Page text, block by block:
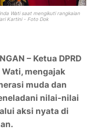
Wati saat mengikuti rangkaian
Kartini - Foto Dok
– Ketua DPRD
mengajak
muda dan
nilai-nilai
aksi nyata di